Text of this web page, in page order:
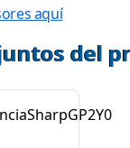
aquí
del